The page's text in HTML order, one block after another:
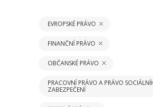
EVROPSKÉ PRÁVO
FINANČNÍ PRÁVO
OBČANSKÉ PRÁVO
PRACOVNÍ PRÁVO A PRÁVO
ZABEZPEČENÍ